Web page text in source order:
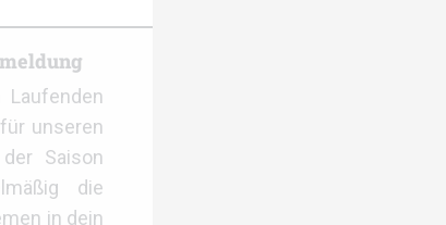
unseren
Saison
die
in dein